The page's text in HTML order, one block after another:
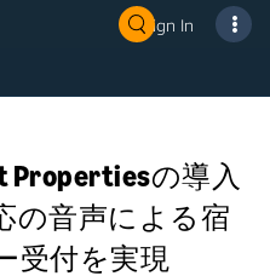
Sign In
Propertiesの導入
の音声による宿
受付を実現